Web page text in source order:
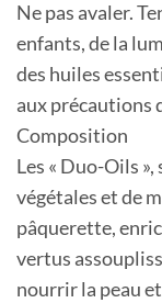
Ne pas avaler.
enfants, de la
des huiles
aux précautions
Composition
Les « Duo-Oils
végétales et de
pâquerette,
vertus
nourrir la peau